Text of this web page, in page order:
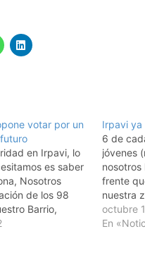
votar por un
en Irpavi, lo
es saber
Nosotros
de los 98
Barrio,
muy
a la
Irpavi ya
6 de
jóvenes
nosotros
frente
nuestra
octubre
En